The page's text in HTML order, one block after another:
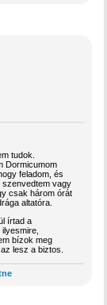
tudok.
Dormicumom
feladom, és
szenvedtem vagy
csak három órát
altatóra.
írtad a
bízok meg
lesz a biztos.